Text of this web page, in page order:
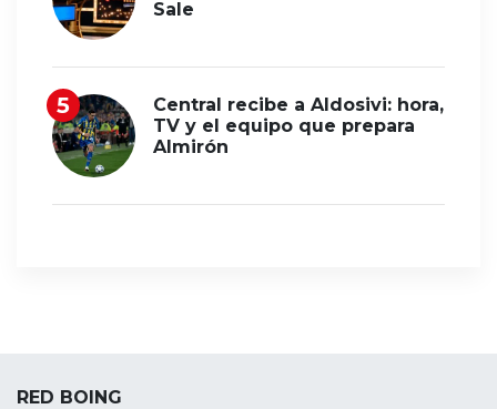
Sale
Central recibe a Aldosivi: hora,
TV y el equipo que prepara
Almirón
RED BOING